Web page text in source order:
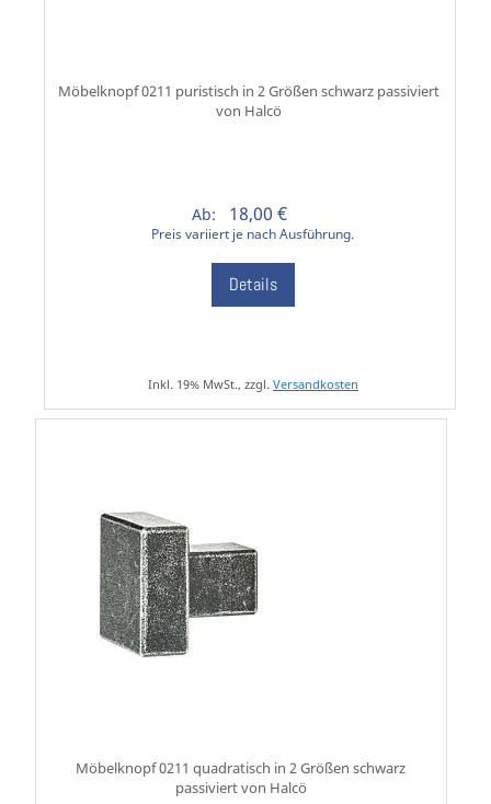
Möbelknopf 0211 puristisch in 2 Größen schwarz passiviert
von Halcö
Ab: 18,00 €
Preis variiert je nach Ausführung.
Details
Inkl. 19% MwSt., zzgl. Versandkosten
Möbelknopf 0211 quadratisch in 2 Größen schwarz
passiviert von Halcö